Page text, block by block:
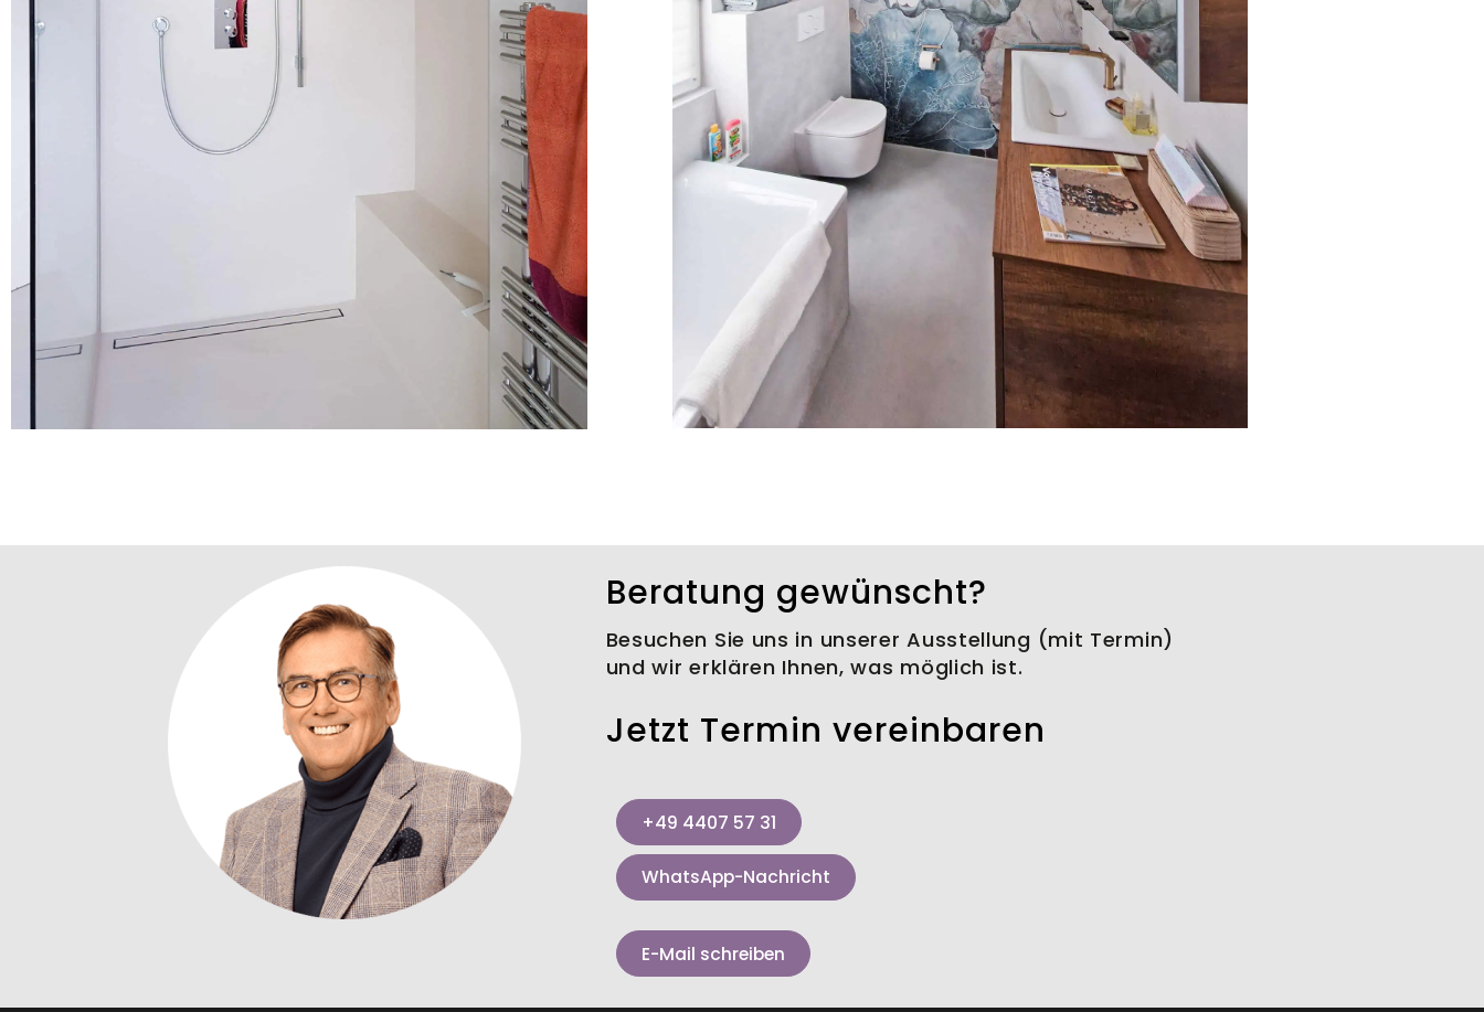
Beratung gewünscht?
Besuchen Sie uns in unserer Ausstellung (mit Termin)
und wir erklären Ihnen, was möglich ist.
Jetzt Termin vereinbaren
+49 4407 57 31
WhatsApp-Nachricht
E-Mail schreiben